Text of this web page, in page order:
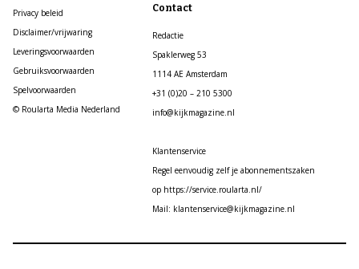
Privacy beleid
Disclaimer/vrijwaring
Leveringsvoorwaarden
Gebruiksvoorwaarden
Spelvoorwaarden
© Roularta Media Nederland
Contact
Redactie
Spaklerweg 53
1114 AE Amsterdam
+31 (0)20 – 210 5300
info@kijkmagazine.nl
Klantenservice
Regel eenvoudig zelf je abonnementszaken
op https://service.roularta.nl/
Mail: klantenservice@kijkmagazine.nl